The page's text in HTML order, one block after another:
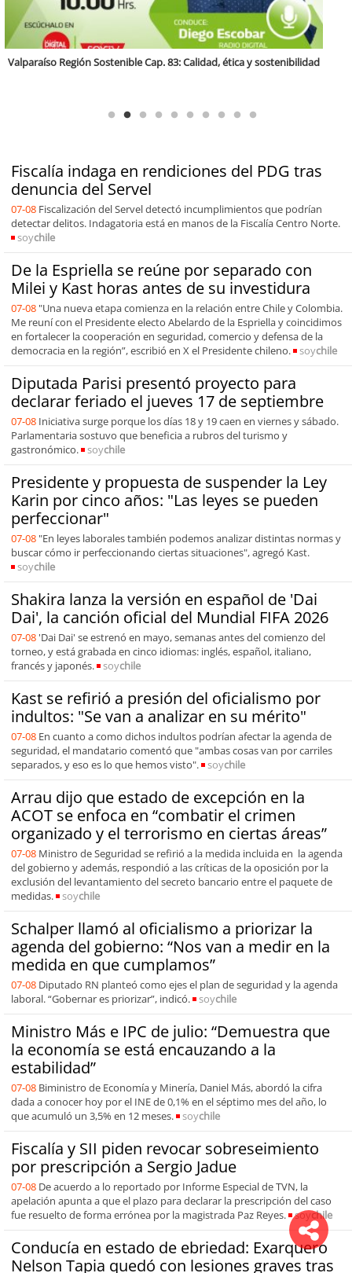
Fiscalía indaga en rendiciones del PDG tras
denuncia del Servel
07-08 Fiscalización del Servel detectó incumplimientos que podrían
detectar delitos. Indagatoria está en manos de la Fiscalía Centro Norte.
soychile
De la Espriella se reúne por separado con
Milei y Kast horas antes de su investidura
07-08 "Una nueva etapa comienza en la relación entre Chile y Colombia.
Me reuní con el Presidente electo Abelardo de la Espriella y coincidimos
en fortalecer la cooperación en seguridad, comercio y defensa de la
democracia en la región”, escribió en X el Presidente chileno.
soychile
Diputada Parisi presentó proyecto para
declarar feriado el jueves 17 de septiembre
07-08 Iniciativa surge porque los días 18 y 19 caen en viernes y sábado.
Parlamentaria sostuvo que beneficia a rubros del turismo y
gastronómico.
soychile
Presidente y propuesta de suspender la Ley
Karin por cinco años: "Las leyes se pueden
perfeccionar"
07-08 "En leyes laborales también podemos analizar distintas normas y
buscar cómo ir perfeccionando ciertas situaciones", agregó Kast.
soychile
Shakira lanza la versión en español de 'Dai
Dai', la canción oficial del Mundial FIFA 2026
07-08 'Dai Dai' se estrenó en mayo, semanas antes del comienzo del
torneo, y está grabada en cinco idiomas: inglés, español, italiano,
francés y japonés.
soychile
Kast se refirió a presión del oficialismo por
indultos: "Se van a analizar en su mérito"
07-08 En cuanto a como dichos indultos podrían afectar la agenda de
seguridad, el mandatario comentó que "ambas cosas van por carriles
separados, y eso es lo que hemos visto".
soychile
Arrau dijo que estado de excepción en la
ACOT se enfoca en “combatir el crimen
organizado y el terrorismo en ciertas áreas”
07-08 Ministro de Seguridad se refirió a la medida incluida en la agenda
del gobierno y además, respondió a las críticas de la oposición por la
exclusión del levantamiento del secreto bancario entre el paquete de
medidas.
soychile
Schalper llamó al oficialismo a priorizar la
agenda del gobierno: “Nos van a medir en la
medida en que cumplamos”
07-08 Diputado RN planteó como ejes el plan de seguridad y la agenda
laboral. “Gobernar es priorizar”, indicó.
soychile
Ministro Más e IPC de julio: “Demuestra que
la economía se está encauzando a la
estabilidad”
07-08 Biministro de Economía y Minería, Daniel Más, abordó la cifra
dada a conocer hoy por el INE de 0,1% en el séptimo mes del año, lo
que acumuló un 3,5% en 12 meses.
soychile
Fiscalía y SII piden revocar sobreseimiento
por prescripción a Sergio Jadue
07-08 De acuerdo a lo reportado por Informe Especial de TVN, la
apelación apunta a que el plazo para declarar la prescripción del caso
fue resuelto de forma errónea por la magistrada Paz Reyes.
soychile
Conducía en estado de ebriedad: Exarquero
Nelson Tapia quedó con lesiones graves tras